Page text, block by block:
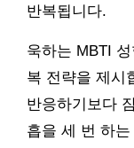
반복됩니다.
욱하는 MBTI
복 전략을 제시
반응하기보다
흡을 세 번 하